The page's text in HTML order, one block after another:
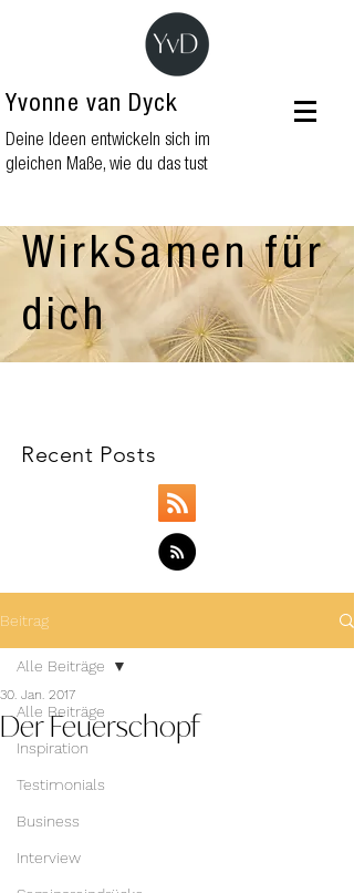
Yvonne van Dyck
Deine Ideen entwickeln sich im
gleichen Maße, wie du das tust
WirkSamen für
dich
Recent Posts
Beitrag
Alle Beiträge
Inspiration
Testimonials
Business
Interview
Alle Beiträge
Der Feuerschopf
30. Jan. 2017